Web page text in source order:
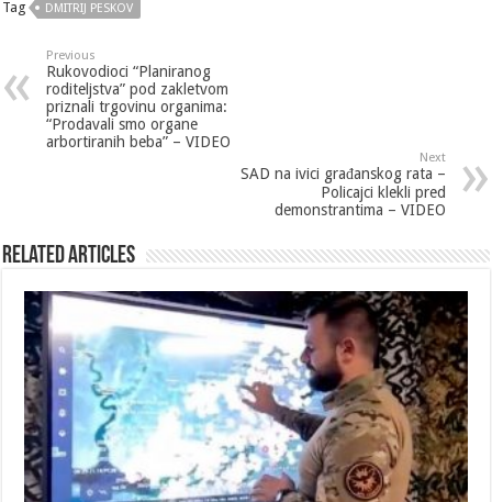
Tag DMITRIJ PESKOV
Previous
Rukovodioci “Planiranog
roditeljstva” pod zakletvom
priznali trgovinu organima:
“Prodavali smo organe
arbortiranih beba” – VIDEO
Next
SAD na ivici građanskog rata –
Policajci klekli pred
demonstrantima – VIDEO
Related Articles